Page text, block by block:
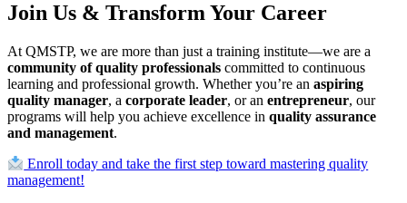
Join Us & Transform Your Career
At QMSTP, we are more than just a training institute—we are a
community of quality professionals committed to continuous
learning and professional growth. Whether you’re an aspiring
quality manager, a corporate leader, or an entrepreneur, our
programs will help you achieve excellence in quality assurance
and management.
Enroll today and take the first step toward mastering quality
management!